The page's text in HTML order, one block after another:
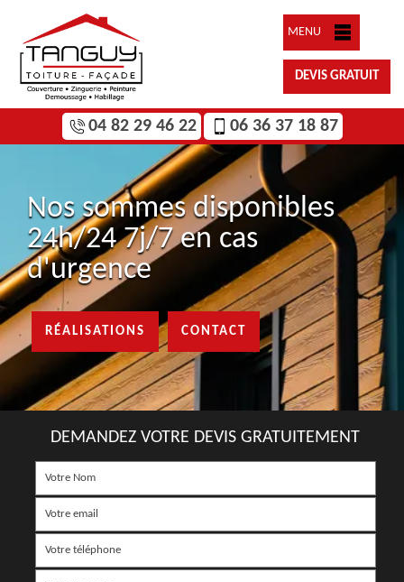
MENU
DEVIS GRATUIT
04 82 29 46 22 06 36 37 18 87
Nos sommes disponibles
24h/24 7j/7 en cas
d'urgence
RÉALISATIONS CONTACT
DEMANDEZ VOTRE DEVIS GRATUITEMENT